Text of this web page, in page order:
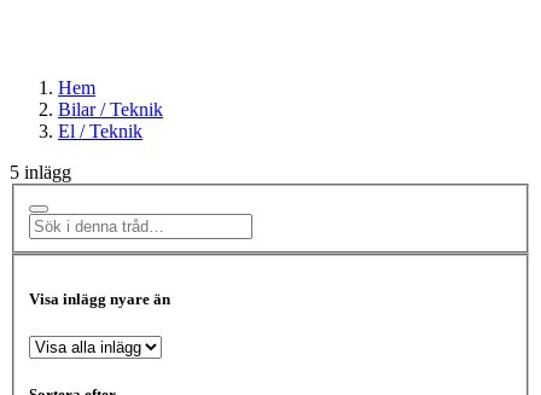
Hem
Bilar / Teknik
El / Teknik
5 inlägg
Visa inlägg nyare än